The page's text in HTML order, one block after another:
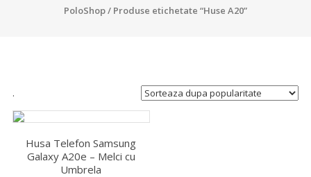
PoloShop/ Produse etichetate “Huse A20”
.
Husa Telefon Samsung
Galaxy A20e – Melci cu
Umbrela